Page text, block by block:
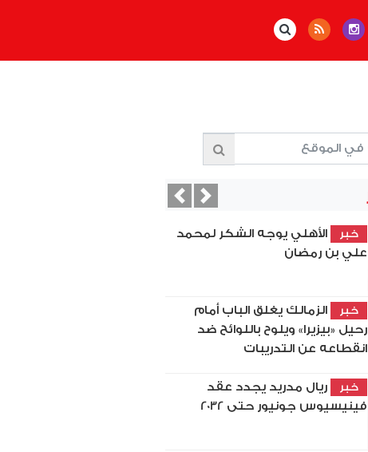
خبر
الأهلي يوجه الشكر لمحمد
علي بن رمضان
خبر
الزمالك يغلق الباب أمام
رحيل «بيزيرا» ويلوح باللوائح ضد
انقطاعه عن التدريبات
خبر
ريال مدريد يجدد عقد
فينيسيوس جونيور حتى 2032
PreviousNext